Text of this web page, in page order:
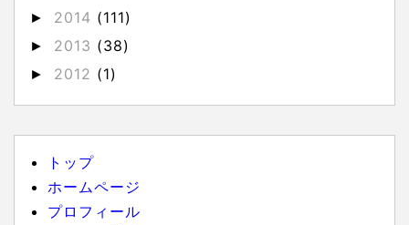
► 2014 (111)
► 2013 (38)
► 2012 (1)
トップ
ホームページ
プロフィール